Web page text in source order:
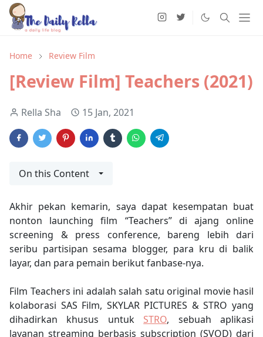
Home Review Film
[Review Film] Teachers (2021)
Rella Sha 15 Jan, 2021
On this Content
Akhir pekan kemarin, saya dapat kesempatan buat
nonton launching film “Teachers” di ajang online
screening & press conference, bareng lebih dari
seribu partisipan sesama blogger, para kru di balik
layar, dan para pemain berikut fanbase-nya.
Film Teachers ini adalah salah satu original movie hasil
kolaborasi SAS Film, SKYLAR PICTURES & STRO yang
dihadirkan khusus untuk STRO, sebuah aplikasi
layanan streaming berbasis subscription (SVOD) dari